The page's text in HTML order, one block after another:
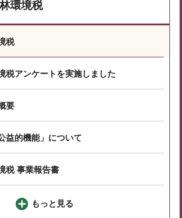
環境税
税
税アンケートを実施しました
要
益的機能」について
税 事業報告書
もっと見る